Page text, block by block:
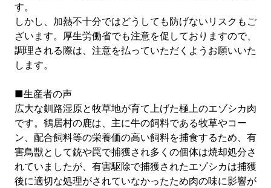
す。
しかし、加熱不十分ではどうしても防げないリスクもご
ざいます。厚生労働省でも注意を促しておりますので、
調理される際は、注意を払っていただくようお願いいた
します。
■生産者の声
広大な釧路湿原と牧草地が育て上げた極上のエゾシカ肉
です。鶴居村の鹿は、主に牛の飼料である牧草やコー
ン、配合飼料等の栄養価の高い飼料を捕食するため、有
害鳥獣として銃や罠で捕獲され多くの個体は焼却処分さ
れていましたが、有害駆除で捕獲されたエゾシカは捕獲
後に適切な処理がされていなかったため肉の味に影響が